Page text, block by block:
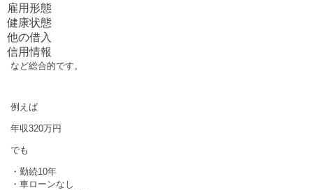
雇用形態
健康状態
他の借入
信用情報
など総合的です。
例えば
年収320万円
でも
・勤続10年
・車ローンなし